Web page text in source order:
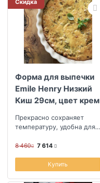
Скидка
Форма для выпечки
Emile Henry Низкий
Киш 29см, цвет крем
Прекрасно сохраняет
температуру, удобна для
стол
8 460 7 614
Купить